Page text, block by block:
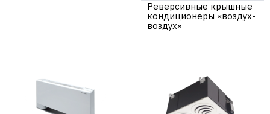
Реверсивные крышные
кондиционеры «воздух-
воздух»